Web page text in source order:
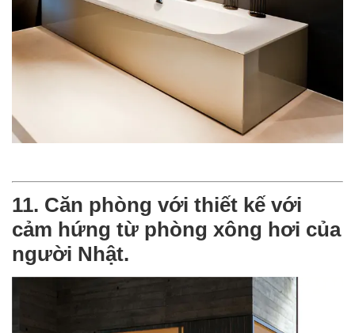
11. Căn phòng với thiết kế với
cảm hứng từ phòng xông hơi của
người Nhật.